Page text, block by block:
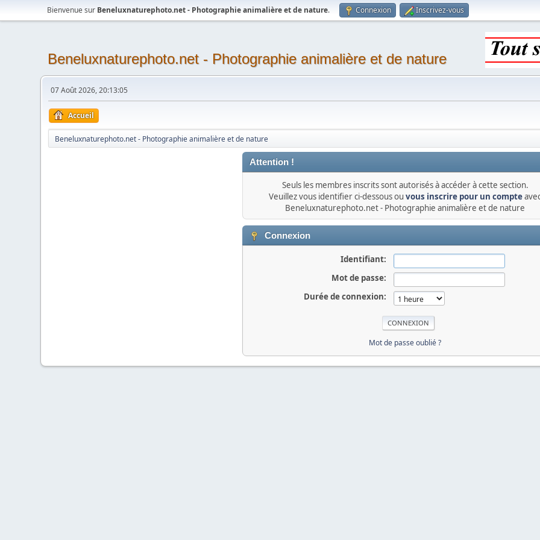
Bienvenue sur Beneluxnaturephoto.net - Photographie animalière et de nature. Connexion Inscrivez-vous
Beneluxnaturephoto.net - Photographie animalière et de nature
07 Août 2026, 20:13:05
Accueil
Beneluxnaturephoto.net - Photographie animalière et de nature
Attention !
Seuls les membres inscrits sont autorisés à accéder à cette section.
Veuillez vous identifier ci-dessous ou vous inscrire pour un compte
Beneluxnaturephoto.net - Photographie animalière et de nature
Connexion
Identifiant:
Mot de passe:
Durée de connexion:
Mot de passe oublié ?